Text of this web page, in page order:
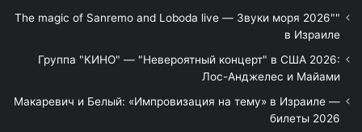
"The magic of Sanremo and Loboda live — Звуки моря 2026"
в Израиле
Группа "КИНО" — "Невероятный концерт" в США 2026:
Лос-Анджелес и Майами
Макаревич и Белый: «Импровизация на тему» в Израиле —
билеты 2026